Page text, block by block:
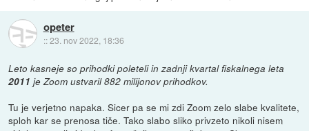
opeter
::23. nov 2022, 18:36
Leto kasneje so prihodki poleteli in zadnji kvartal fiskalnega leta
2011 je Zoom ustvaril 882 milijonov prihodkov.
Tu je verjetno napaka. Sicer pa se mi zdi Zoom zelo slabe kvalitete,
sploh kar se prenosa tiče. Tako slabo sliko privzeto nikoli nisem